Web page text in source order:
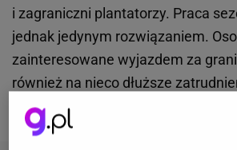
i zagraniczni plantatorzy. Praca
jednak jedynym rozwiązaniem.
zainteresowane wyjazdem za
również na nieco dłuższe
oferują między innymi